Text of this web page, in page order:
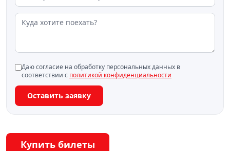
Даю согласие на обработку персональных данных в
соответствии с политикой конфиденциальности
Оставить заявку
Купить билеты